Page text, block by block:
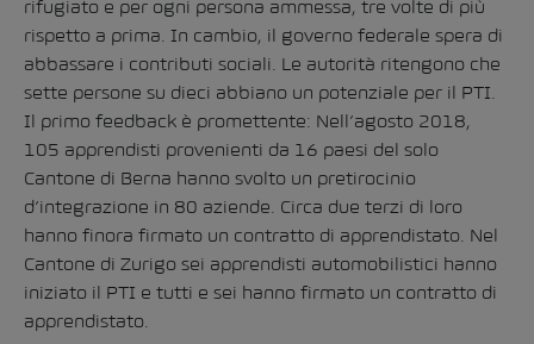
rifugiato e per ogni persona ammessa, tre volte di più
rispetto a prima. In cambio, il governo federale spera di
abbassare i contributi sociali. Le autorità ritengono che
sette persone su dieci abbiano un potenziale per il PTI.
Il primo feedback è promettente: Nell’agosto 2018,
105 apprendisti provenienti da 16 paesi del solo
Cantone di Berna hanno svolto un pretirocinio
d’integrazione in 80 aziende. Circa due terzi di loro
hanno finora firmato un contratto di apprendistato. Nel
Cantone di Zurigo sei apprendisti automobilistici hanno
iniziato il PTI e tutti e sei hanno firmato un contratto di
apprendistato.